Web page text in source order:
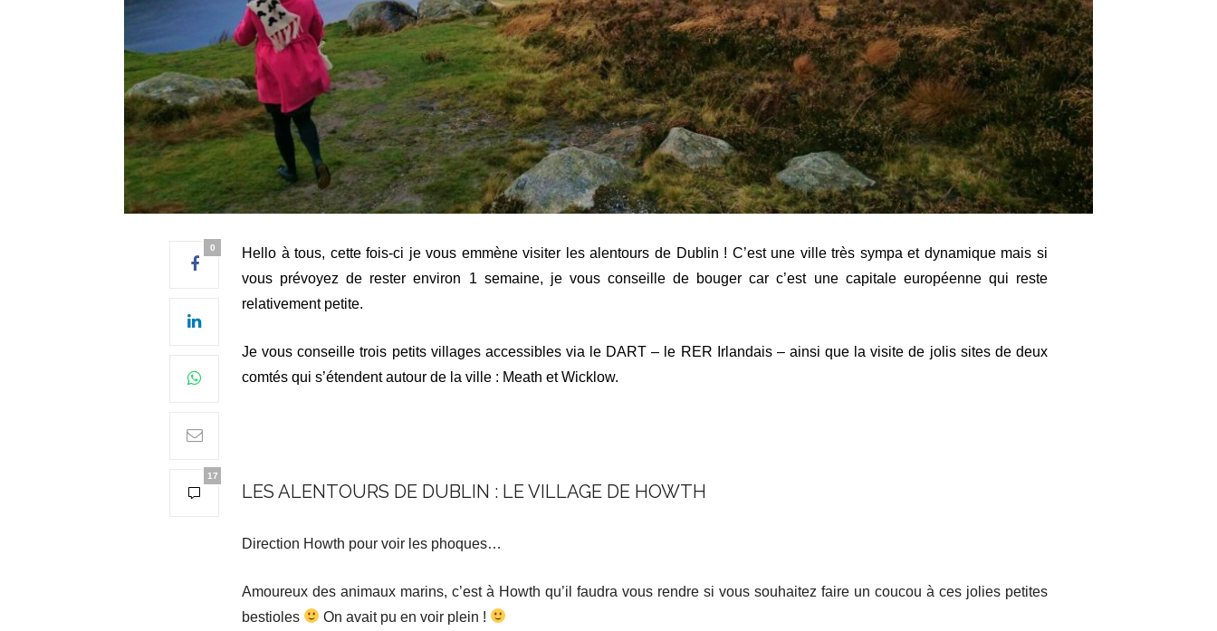
0
17
Hello à tous, cette fois-ci je vous emmène visiter les alentours de Dublin ! C’est une ville très sympa et dynamique mais si
vous prévoyez de rester environ 1 semaine, je vous conseille de bouger car c’est une capitale européenne qui reste
relativement petite.
Je vous conseille trois petits villages accessibles via le DART – le RER Irlandais – ainsi que la visite de jolis sites de deux
comtés qui s’étendent autour de la ville : Meath et Wicklow.
LES ALENTOURS DE DUBLIN : LE VILLAGE DE HOWTH
Direction Howth pour voir les phoques…
Amoureux des animaux marins, c’est à Howth qu’il faudra vous rendre si vous souhaitez faire un coucou à ces jolies petites
bestioles
On avait pu en voir plein !